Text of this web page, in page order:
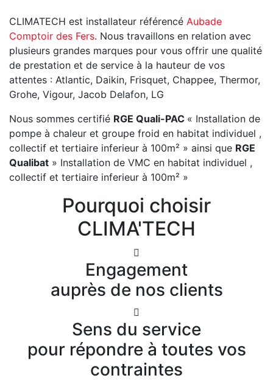
CLIMATECH est installateur référencé Aubade
Comptoir des Fers. Nous travaillons en relation avec
plusieurs grandes marques pour vous offrir une qualité
de prestation et de service à la hauteur de vos
attentes : Atlantic, Daikin, Frisquet, Chappee, Thermor,
Grohe, Vigour, Jacob Delafon, LG
Nous sommes certifié RGE Quali-PAC « Installation de
pompe à chaleur et groupe froid en habitat individuel ,
collectif et tertiaire inferieur à 100m² » ainsi que RGE
Qualibat » Installation de VMC en habitat individuel ,
collectif et tertiaire inferieur à 100m² »
Pourquoi choisir
CLIMA'TECH
Engagement
auprès de nos clients
Sens du service
pour répondre à toutes vos
contraintes